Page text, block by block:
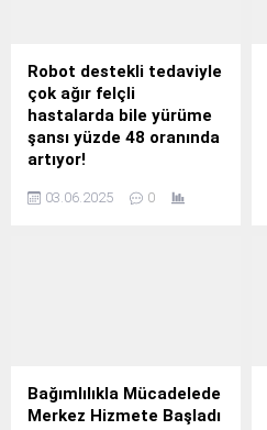
Robot destekli tedaviyle
çok ağır felçli
hastalarda bile yürüme
şansı yüzde 48 oranında
artıyor!
yaşlanmasının etkisiyle
03.06.2025 0
Bağımlılıkla Mücadelede
Merkez Hizmete Başladı